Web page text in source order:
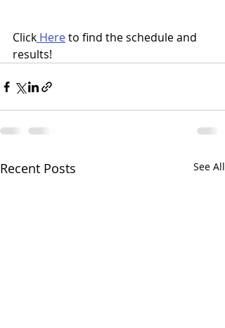
Click Here to find the schedule and
results!
Recent Posts See All